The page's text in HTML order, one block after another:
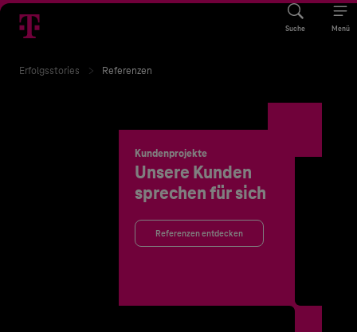
Suche Menü
Erfolgsstories Referenzen
Kundenprojekte
Unsere Kunden
sprechen für sich
Referenzen entdecken